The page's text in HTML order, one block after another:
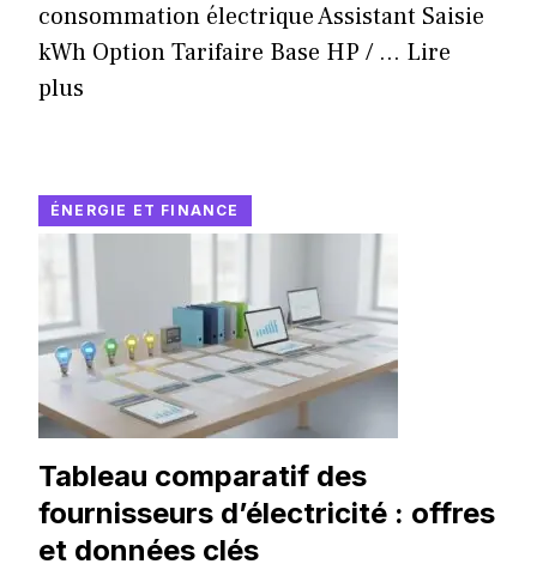
consommation électrique Assistant Saisie
kWh Option Tarifaire Base HP / ... Lire
plus
ÉNERGIE ET FINANCE
Tableau comparatif des
fournisseurs d’électricité : offres
et données clés